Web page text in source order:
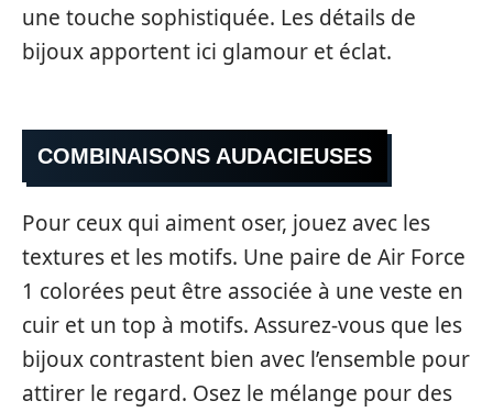
une touche sophistiquée. Les détails de
bijoux apportent ici glamour et éclat.
COMBINAISONS AUDACIEUSES
Pour ceux qui aiment oser, jouez avec les
textures et les motifs. Une paire de Air Force
1 colorées peut être associée à une veste en
cuir et un top à motifs. Assurez-vous que les
bijoux contrastent bien avec l’ensemble pour
attirer le regard. Osez le mélange pour des